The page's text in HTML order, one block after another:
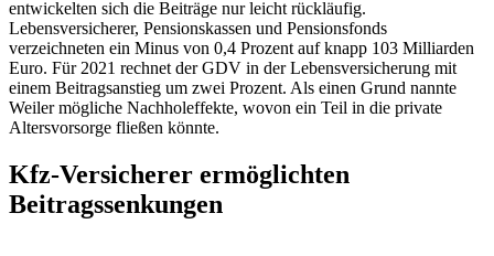
entwickelten sich die Beiträge nur leicht rückläufig.
Lebensversicherer, Pensionskassen und Pensionsfonds
verzeichneten ein Minus von 0,4 Prozent auf knapp 103 Milliarden
Euro. Für 2021 rechnet der GDV in der Lebensversicherung mit
einem Beitragsanstieg um zwei Prozent. Als einen Grund nannte
Weiler mögliche Nachholeffekte, wovon ein Teil in die private
Altersvorsorge fließen könnte.
Kfz-Versicherer ermöglichten
Beitragssenkungen